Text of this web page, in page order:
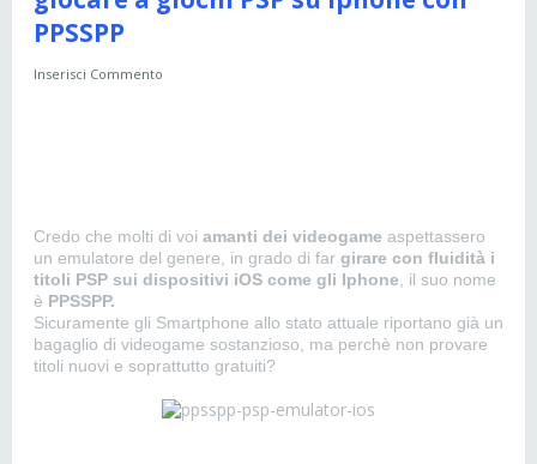
PPSSPP
Inserisci Commento
Credo che molti di voi amanti dei videogame aspettassero
un emulatore del genere, in grado di far girare con fluidità i
titoli PSP sui dispositivi iOS come gli Iphone , il suo nome
è PPSSPP.
Sicuramente gli Smartphone allo stato attuale riportano già un
bagaglio di videogame sostanzioso, ma perchè non provare
titoli nuovi e soprattutto gratuiti?